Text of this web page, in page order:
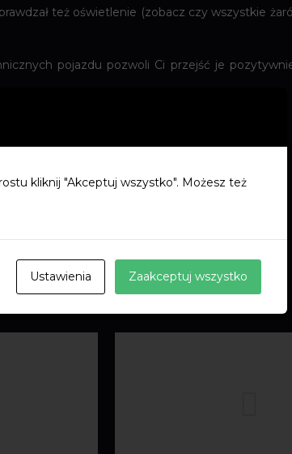
też oświetlenie (zobacz czy wszystkie
pojazdu pozwoli Ci przejść je
kliknij "Akceptuj wszystko". Możesz też
Ustawienia Zaakceptuj wszystko